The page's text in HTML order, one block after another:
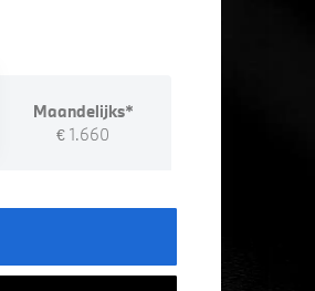
Maandelijks*
€ 1.660